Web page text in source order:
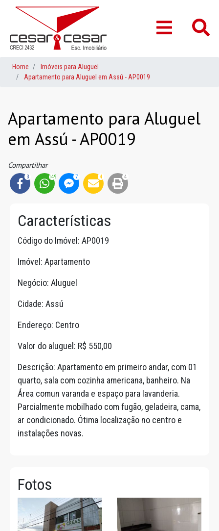
Home
Imóveis para Aluguel
Apartamento para Aluguel em Assú - AP0019
Apartamento para Aluguel
em Assú - AP0019
Compartilhar
3 149 7 4 4
Características
Código do Imóvel: AP0019
Imóvel: Apartamento
Negócio: Aluguel
Cidade: Assú
Endereço: Centro
Valor do aluguel: R$ 550,00
Descrição: Apartamento em primeiro andar, com 01
quarto, sala com cozinha americana, banheiro. Na
Área comun varanda e espaço para lavanderia.
Parcialmente mobilhado com fugão, geladeira, cama,
ar condicionado. Ótima localização no centro e
instalações novas.
Fotos